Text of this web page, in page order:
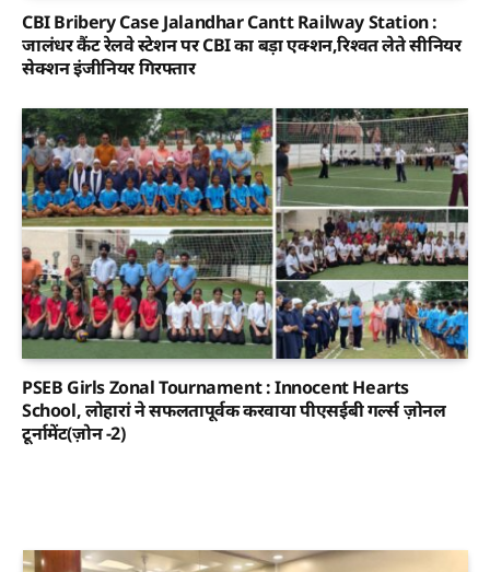
CBI Bribery Case Jalandhar Cantt Railway Station :
जालंधर कैंट रेलवे स्टेशन पर CBI का बड़ा एक्शन,रिश्वत लेते सीनियर
सेक्शन इंजीनियर गिरफ्तार
PSEB Girls Zonal Tournament : Innocent Hearts
School, लोहारां ने सफलतापूर्वक करवाया पीएसईबी गर्ल्स ज़ोनल
टूर्नामेंट(ज़ोन -2)